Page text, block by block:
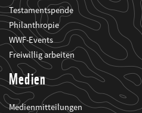
Testamentspende
Philanthropie
WWF-Events
Freiwillig arbeiten
Medien
Medienmitteilungen